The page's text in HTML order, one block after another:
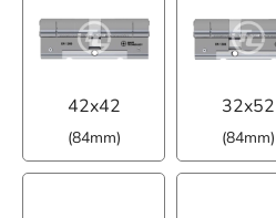
42x42
(84mm)
32x52
(84mm)